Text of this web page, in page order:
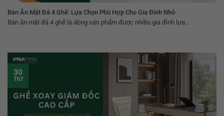
Bàn Ăn Mặt Đá 4 Ghế: Lựa Chọn Phù Hợp Cho Gia Đình Nhỏ
Bàn ăn mặt đá 4 ghế là dòng sản phẩm được nhiều gia đình lựa...
30
Th7